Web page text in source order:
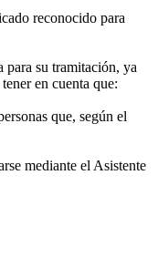
reconocido para
para su tramitación, ya
en cuenta que:
que, según el
mediante el Asistente